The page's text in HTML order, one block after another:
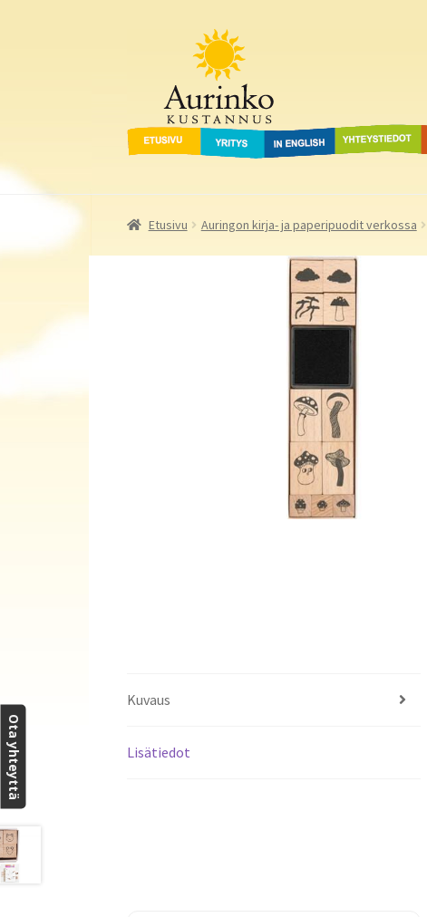
navigointiin
Aurinko Kustannus
Etusivu Yritys In English Yhteystiedot
Etusivu Auringon kirja- ja paperipuodit verkossa
Kuvaus
Lisätiedot
Ota yhteyttä